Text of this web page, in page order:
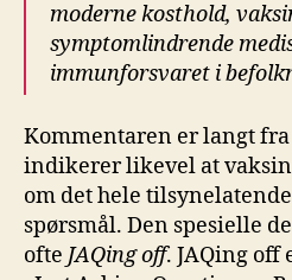
moderne kosthold,
symptomlindrende
immunforsvaret i
Kommentaren er langt
indikerer likevel at
om det hele
spørsmål. Den spesielle
ofte JAQing off. JAQing